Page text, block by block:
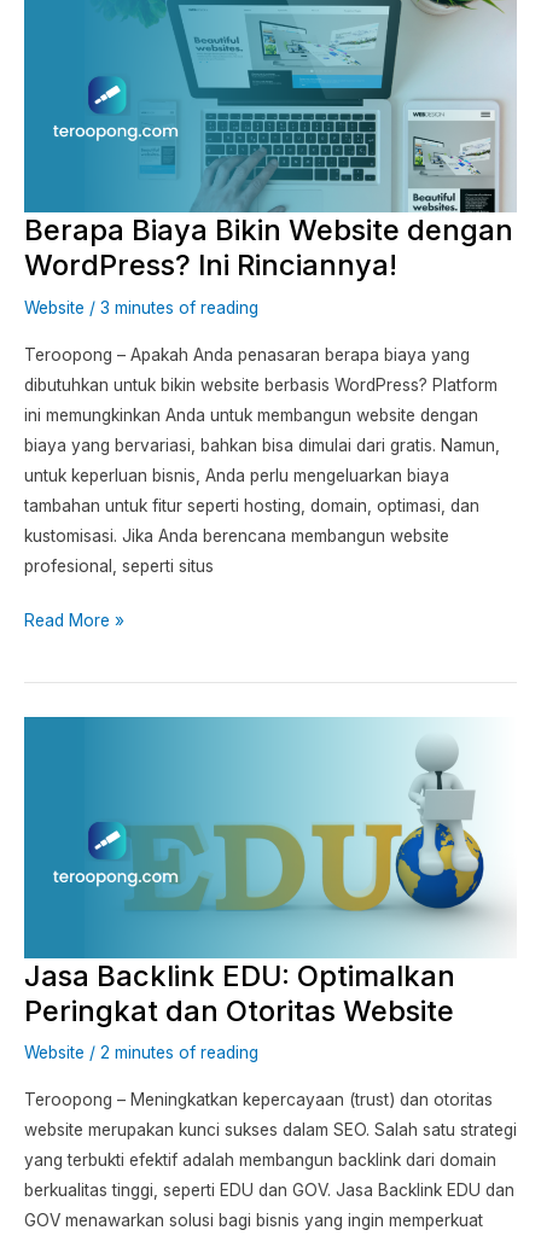
Berapa Biaya Bikin Website dengan
WordPress? Ini Rinciannya!
Website / 3 minutes of reading
Teroopong – Apakah Anda penasaran berapa biaya yang
dibutuhkan untuk bikin website berbasis WordPress? Platform
ini memungkinkan Anda untuk membangun website dengan
biaya yang bervariasi, bahkan bisa dimulai dari gratis. Namun,
untuk keperluan bisnis, Anda perlu mengeluarkan biaya
tambahan untuk fitur seperti hosting, domain, optimasi, dan
kustomisasi. Jika Anda berencana membangun website
profesional, seperti situs
WordPress?
Read More »
Jasa Backlink EDU: Optimalkan
Peringkat dan Otoritas Website
Website / 2 minutes of reading
Teroopong – Meningkatkan kepercayaan (trust) dan otoritas
website merupakan kunci sukses dalam SEO. Salah satu strategi
yang terbukti efektif adalah membangun backlink dari domain
berkualitas tinggi, seperti EDU dan GOV. Jasa Backlink EDU dan
GOV menawarkan solusi bagi bisnis yang ingin memperkuat
Optimalkan
Peringkat